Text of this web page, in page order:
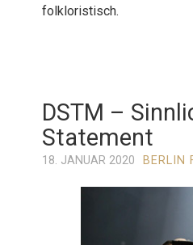
folkloristisch.
DSTM –
Statement
18. JANUAR 2020 BERLIN